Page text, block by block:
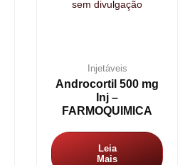
Injetáveis
Androcortil 500 mg
Inj –
FARMOQUIMICA
Leia
Mais